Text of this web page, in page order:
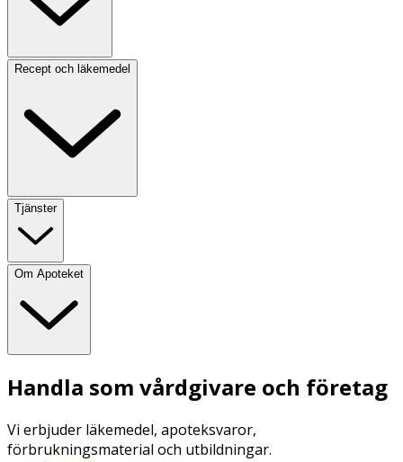
Recept och läkemedel
Tjänster
Om Apoteket
Handla som vårdgivare och företag
Vi erbjuder läkemedel, apoteksvaror,
förbrukningsmaterial och utbildningar.